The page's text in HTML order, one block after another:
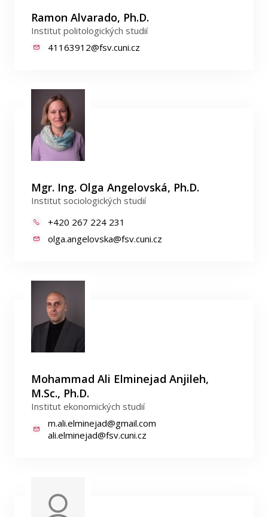
Ramon Alvarado, Ph.D.
Institut politologických studií
41163912@fsv.cuni.cz
Mgr. Ing. Olga Angelovská, Ph.D.
Institut sociologických studií
+420 267 224 231
olga.angelovska@fsv.cuni.cz
Mohammad Ali Elminejad Anjileh,
M.Sc., Ph.D.
Institut ekonomických studií
m.ali.elminejad@gmail.com
ali.elminejad@fsv.cuni.cz